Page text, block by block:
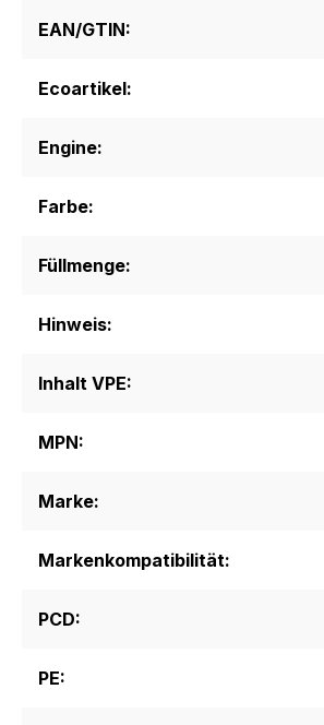
EAN/GTIN:
Ecoartikel:
Engine:
Farbe:
Füllmenge:
Hinweis:
Inhalt VPE:
MPN:
Marke:
Markenkompatibilität:
PCD:
PE: